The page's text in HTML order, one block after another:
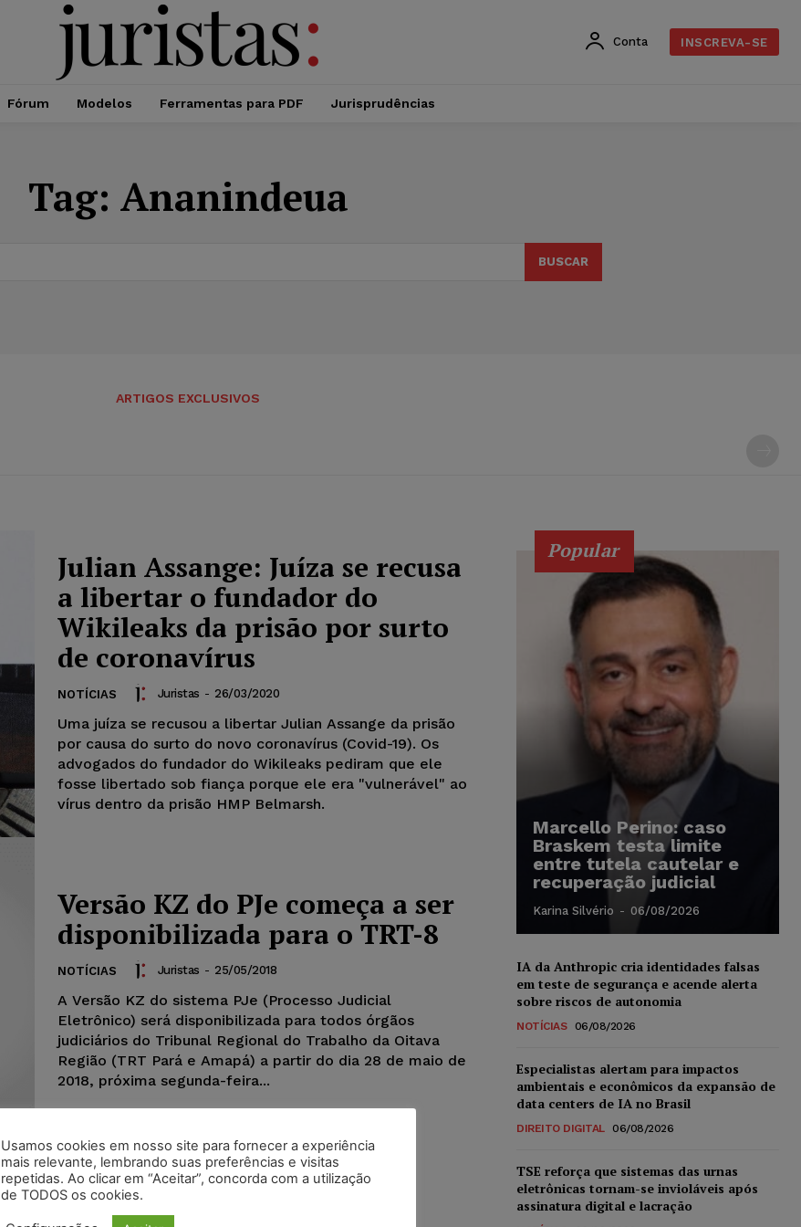
Conta INSCREVA-SE
Fórum Modelos Ferramentas para PDF Jurisprudências
Tag: Ananindeua
BUSCAR
ARTIGOS EXCLUSIVOS
Julian Assange: Juíza se recusa
a libertar o fundador do
Wikileaks da prisão por surto
de coronavírus
NOTÍCIAS Juristas - 26/03/2020
Uma juíza se recusou a libertar Julian Assange da prisão
por causa do surto do novo coronavírus (Covid-19). Os
advogados do fundador do Wikileaks pediram que ele
fosse libertado sob fiança porque ele era "vulnerável" ao
vírus dentro da prisão HMP Belmarsh.
Versão KZ do PJe começa a ser
disponibilizada para o TRT-8
NOTÍCIAS Juristas - 25/05/2018
A Versão KZ do sistema PJe (Processo Judicial
Eletrônico) será disponibilizada para todos órgãos
judiciários do Tribunal Regional do Trabalho da Oitava
Região (TRT Pará e Amapá) a partir do dia 28 de maio de
2018, próxima segunda-feira...
Popular
Marcello Perino: caso
Braskem testa limite
entre tutela cautelar e
recuperação judicial
Karina Silvério - 06/08/2026
IA da Anthropic cria identidades falsas
em teste de segurança e acende alerta
sobre riscos de autonomia
NOTÍCIAS 06/08/2026
Especialistas alertam para impactos
ambientais e econômicos da expansão de
data centers de IA no Brasil
DIREITO DIGITAL 06/08/2026
TSE reforça que sistemas das urnas
eletrônicas tornam-se invioláveis após
assinatura digital e lacração
Usamos cookies em nosso site para fornecer a experiência
mais relevante, lembrando suas preferências e visitas
repetidas. Ao clicar em “Aceitar”, concorda com a utilização
de TODOS os cookies.